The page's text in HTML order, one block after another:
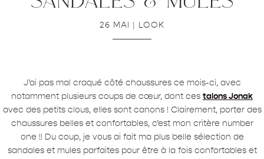
26 MAI | LOOK
J’ai pas mal craqué côté chaussures ce mois-ci, avec
notamment plusieurs coups de cœur, dont ces talons Jonak
avec des petits clous, elles sont canons ! Clairement, porter des
chaussures belles et confortables, c’est mon critère number
one !! Du coup, je vous ai fait ma plus belle sélection de
sandales et mules parfaites pour être à la fois confortables et